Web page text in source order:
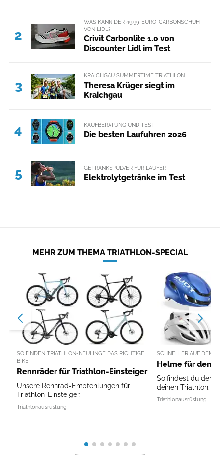
2
WAS KANN DER 49,99-EURO-CARBONSCHUH
VON LIDL?
Crivit Carbonlite 1.0 von
Discounter Lidl im Test
3
KRAICHGAU SUMMERTIME TRIATHLON
Theresa Krüger siegt im
Kraichgau
4 KAUFBERATUNG UND TEST
Die besten Laufuhren 2026
5 GETRÄNKEPULVER FÜR LÄUFER
Elektrolytgetränke im Test
MEHR ZUM THEMA TRIATHLON-SPECIAL
SO FINDEN TRIATHLON-NEULINGE DAS RICHTIGE
BIKE
Rennräder für Triathlon-Einsteiger
Unsere Rennrad-Empfehlungen für
Triathlon-Einsteiger.
Triathlonausrüstung
SCHNELLER AUF DEM
Helme für den
So findest du den
deinen Triathlon.
Triathlonausrüstung